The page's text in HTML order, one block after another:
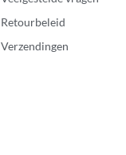
Retourbeleid
Verzendingen